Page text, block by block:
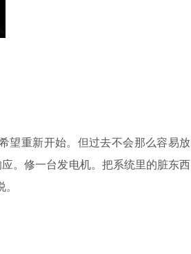
望重新开始。但过去不会那么容易放
。修一台发电机。把系统里的脏东西